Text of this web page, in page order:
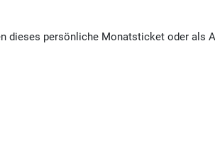
persönliche Monatsticket oder als